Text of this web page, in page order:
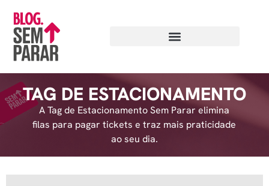
TAG DE ESTACIONAMENTO
A Tag de Estacionamento Sem Parar elimina
filas para pagar tickets e traz mais praticidade
ao seu dia.